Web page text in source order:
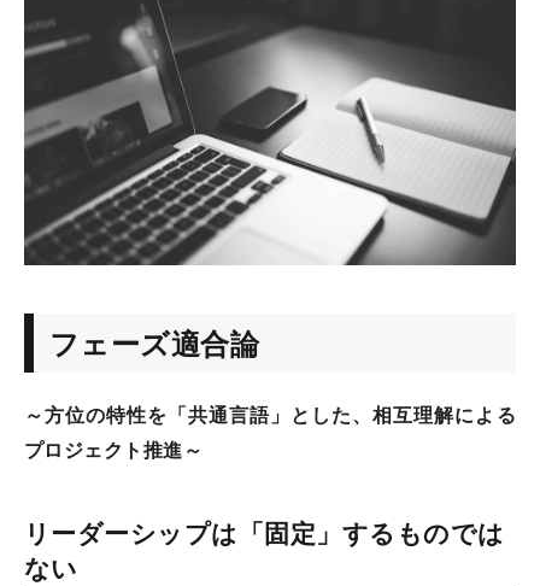
フェーズ適合論
～方位の特性を「共通言語」とした、相互理解による
プロジェクト推進～
リーダーシップは「固定」するものでは
ない